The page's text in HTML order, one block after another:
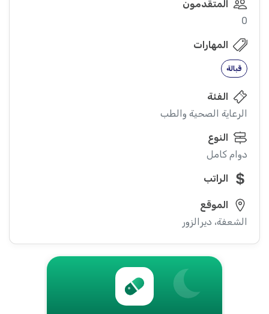
المتقدمون
0
المهارات
قبالة
الفئة
الرعاية الصحية والطب
النوع
دوام كامل
الراتب
الموقع
الشعفة، ديرالزور